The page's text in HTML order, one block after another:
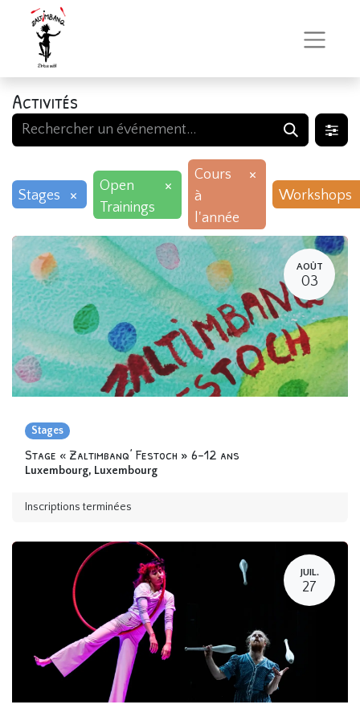
Activités
Stages ×
Open
Trainings
×
Cours
à
l'année
×
Workshops
AOÛT
03
Stages
Stage « Zaltimbanq’ Festoch » 6-12 ans
Luxembourg, Luxembourg
Inscriptions terminées
JUIL.
27